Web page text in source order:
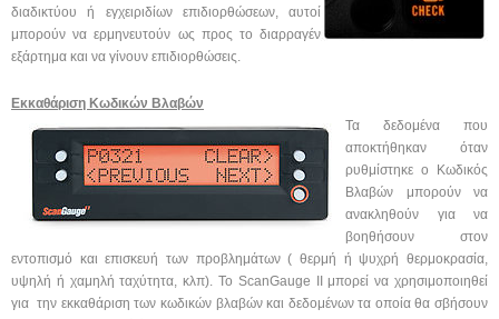
διαδικτύου ή εγχειριδίων επιδιορθώσεων, αυτοί
μπορούν να ερμηνευτούν ως προς το διαρραγέν
εξάρτημα και να γίνουν επιδιορθώσεις.
Εκκαθάριση Κωδικών Βλαβών
Τα δεδομένα που
αποκτήθηκαν όταν
ρυθμίστηκε ο Κωδικός
Βλαβών μπορούν να
ανακληθούν για να
βοηθήσουν στον
εντοπισμό και επισκευή των προβλημάτων ( θερμή ή ψυχρή θερμοκρασία,
υψηλή ή χαμηλή ταχύτητα, κλπ). Το ScanGauge II μπορεί να χρησιμοποιηθεί
για την εκκαθάριση των κωδικών βλαβών και δεδομένων τα οποία θα σβήσουν